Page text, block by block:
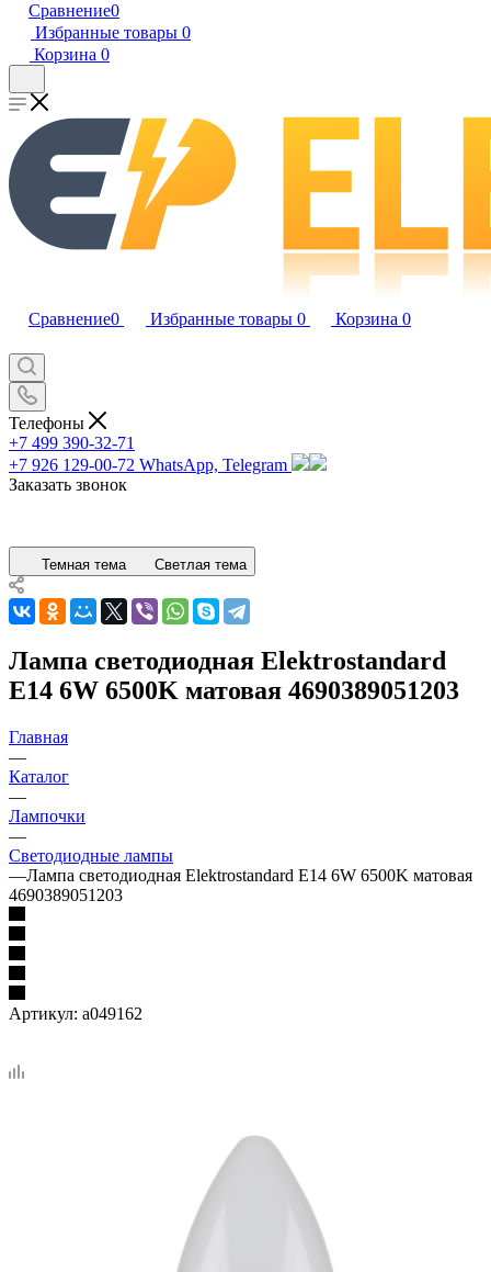
Сравнение0
Избранные товары 0
Корзина 0
Сравнение0 Избранные товары 0 Корзина 0
Телефоны
+7 499 390-32-71
+7 926 129-00-72 WhatsApp, Telegram
Заказать звонок
Темная тема Светлая тема
Лампа светодиодная Elektrostandard
E14 6W 6500K матовая 4690389051203
Главная
—
Каталог
—
Лампочки
—
Светодиодные лампы
—Лампа светодиодная Elektrostandard E14 6W 6500K матовая
4690389051203
Артикул: a049162